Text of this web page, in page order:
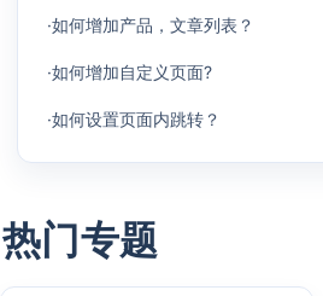
·如何增加产品，文章列表？
·如何增加自定义页面?
·如何设置页面内跳转？
热门专题